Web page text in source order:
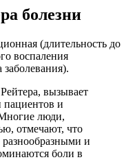
болезни
(длительность до
воспаления
заболевания).
вызывает
пациентов и
люди,
отмечают, что
и
боли в